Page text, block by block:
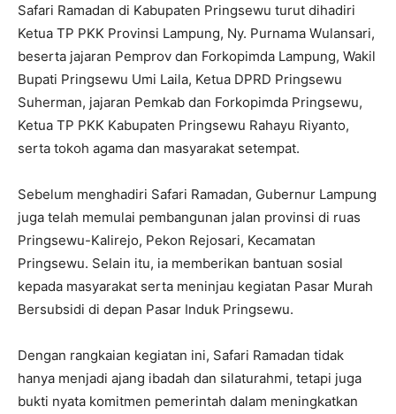
Safari Ramadan di Kabupaten Pringsewu turut dihadiri
Ketua TP PKK Provinsi Lampung, Ny. Purnama Wulansari,
beserta jajaran Pemprov dan Forkopimda Lampung, Wakil
Bupati Pringsewu Umi Laila, Ketua DPRD Pringsewu
Suherman, jajaran Pemkab dan Forkopimda Pringsewu,
Ketua TP PKK Kabupaten Pringsewu Rahayu Riyanto,
serta tokoh agama dan masyarakat setempat.
Sebelum menghadiri Safari Ramadan, Gubernur Lampung
juga telah memulai pembangunan jalan provinsi di ruas
Pringsewu-Kalirejo, Pekon Rejosari, Kecamatan
Pringsewu. Selain itu, ia memberikan bantuan sosial
kepada masyarakat serta meninjau kegiatan Pasar Murah
Bersubsidi di depan Pasar Induk Pringsewu.
Dengan rangkaian kegiatan ini, Safari Ramadan tidak
hanya menjadi ajang ibadah dan silaturahmi, tetapi juga
bukti nyata komitmen pemerintah dalam meningkatkan